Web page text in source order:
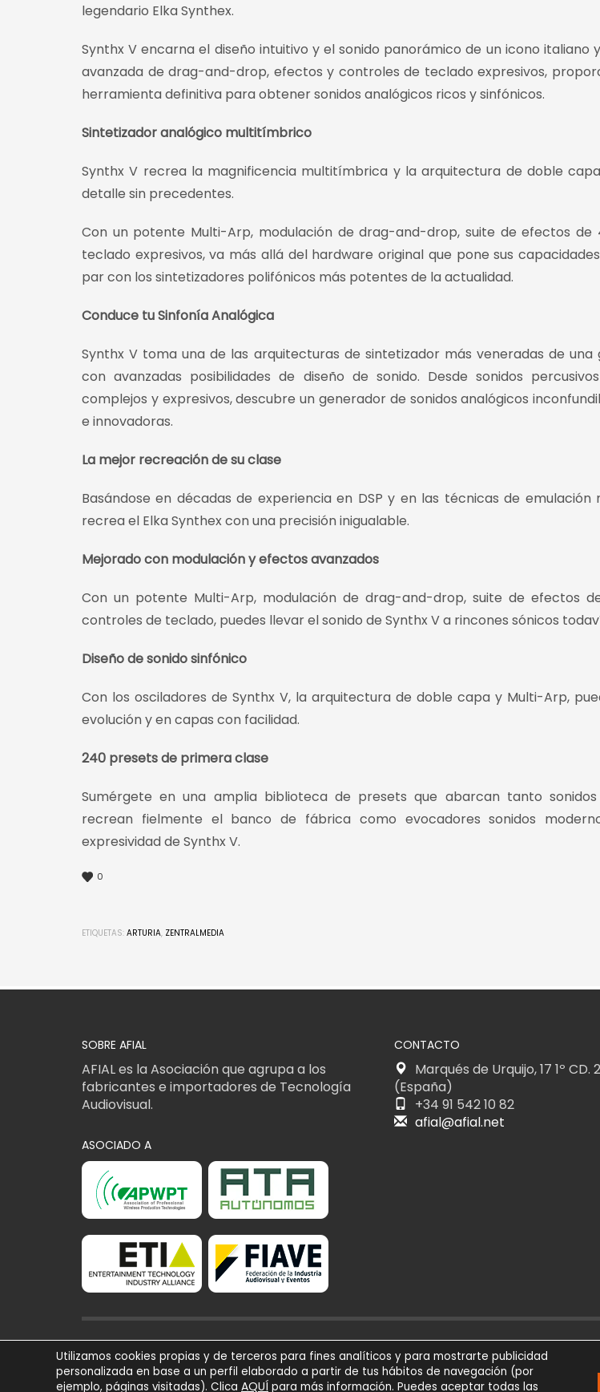
legendario Elka Synthex.
Synthx V encarna el diseño intuitivo y el sonido panorámico de un icono italiano
avanzada de drag-and-drop, efectos y controles de teclado expresivos,
herramienta definitiva para obtener sonidos analógicos ricos y sinfónicos.
Sintetizador analógico multitímbrico
Synthx V recrea la magnificencia multitímbrica y la arquitectura de doble
detalle sin precedentes.
Con un potente Multi-Arp, modulación de drag-and-drop, suite de efectos
teclado expresivos, va más allá del hardware original que pone sus
par con los sintetizadores polifónicos más potentes de la actualidad.
Conduce tu Sinfonía Analógica
Synthx V toma una de las arquitecturas de sintetizador más veneradas de
con avanzadas posibilidades de diseño de sonido. Desde sonidos
complejos y expresivos, descubre un generador de sonidos analógicos
e innovadoras.
La mejor recreación de su clase
Basándose en décadas de experiencia en DSP y en las técnicas de emulación
recrea el Elka Synthex con una precisión inigualable.
Mejorado con modulación y efectos avanzados
Con un potente Multi-Arp, modulación de drag-and-drop, suite de efectos
controles de teclado, puedes llevar el sonido de Synthx V a rincones sónicos
Diseño de sonido sinfónico
Con los osciladores de Synthx V, la arquitectura de doble capa y Multi-Arp,
evolución y en capas con facilidad.
240 presets de primera clase
Sumérgete en una amplia biblioteca de presets que abarcan tanto sonidos
recrean fielmente el banco de fábrica como evocadores sonidos
expresividad de Synthx V.
0
ETIQUETAS: ARTURIA, ZENTRALMEDIA
SOBRE AFIAL
AFIAL es la Asociación que agrupa a los
fabricantes e importadores de Tecnología
Audiovisual.
ASOCIADO A
CONTACTO
Marqués de Urquijo, 17 1º CD.
(España)
+34 91 542 10 82
afial@afial.net
SÍGUENOS
AFIAL Asociación © 2026
Todos los derechos reservados
Utilizamos cookies propias y de terceros para fines analíticos y para mostrarte publicidad
personalizada en base a un perfil elaborado a partir de tus hábitos de navegación (por
ejemplo, páginas visitadas). Clica AQUÍ para más información. Puedes aceptar todas las